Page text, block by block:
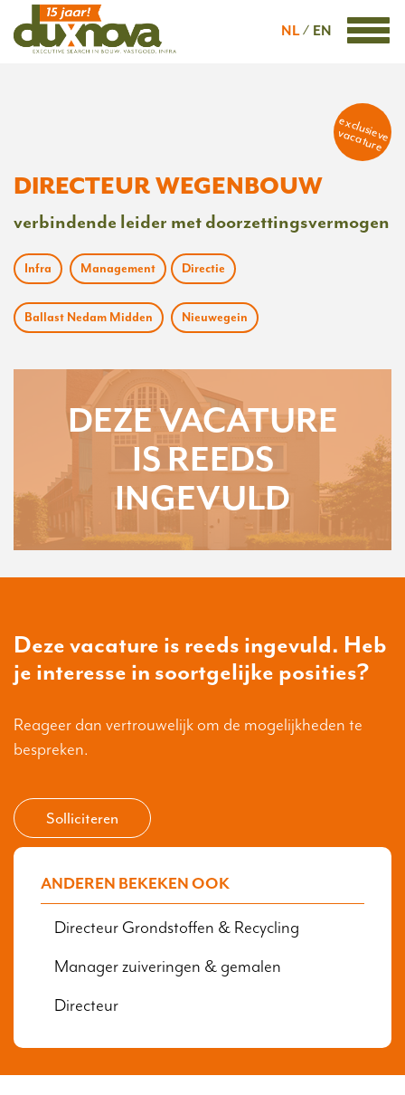
NL EN
exclusieve
vacature
DIRECTEUR WEGENBOUW
verbindende leider met doorzettingsvermogen
Infra Management Directie
Ballast Nedam Midden Nieuwegein
DEZE VACATURE
IS REEDS
INGEVULD
Deze vacature is reeds ingevuld. Heb
je interesse in soortgelijke posities?
Reageer dan vertrouwelijk om de mogelijkheden te
bespreken.
Solliciteren
ANDEREN BEKEKEN OOK
Directeur Grondstoffen & Recycling
Manager zuiveringen & gemalen
Directeur